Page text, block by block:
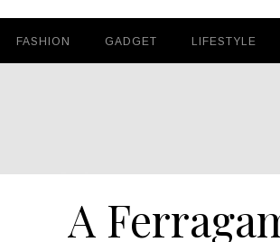
FASHION
FASHION GADGET
GADGET LIFESTYLE
LIFESTYLE
A